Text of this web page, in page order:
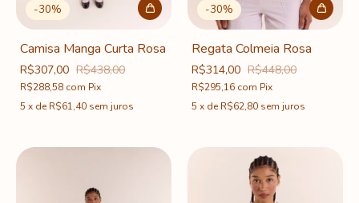
-30%
Camisa Manga Curta Rosa
R$307,00 R$438,00
R$288,58 com Pix
5 x deR$61,40 sem juros
-30%
Regata Colmeia Rosa
R$314,00 R$448,00
R$295,16 com Pix
5 x deR$62,80 sem juros